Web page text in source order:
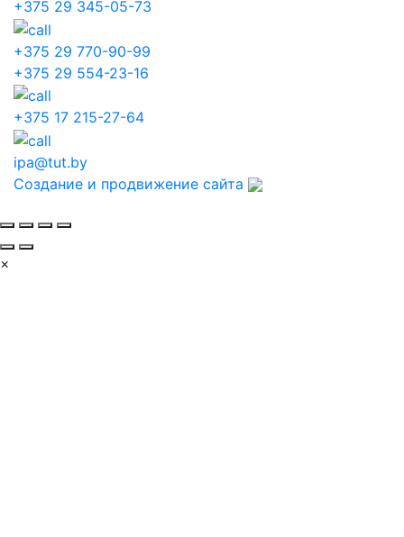
+375 29 345-05-73
+375 29 770-90-99
+375 29 554-23-16
+375 17 215-27-64
ipa@tut.by
Создание и продвижение сайта
×